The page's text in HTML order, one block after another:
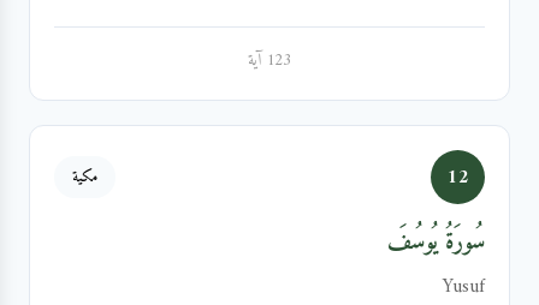
123 آية
12 مكية
سُورَةُ يُوسُفَ
Yusuf